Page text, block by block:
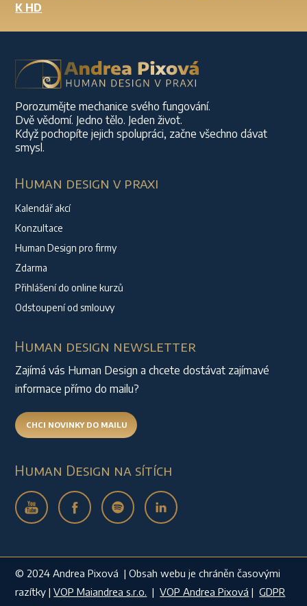
K HD
Porozumějte mechanice svého fungování.
Dvě vědomí. Jedno tělo. Jeden život.
Když pochopíte jejich spolupráci, začne všechno dávat
smysl.
Human design v praxi
Kalendář akcí
Konzultace
Human Design pro firmy
Zdarma
Přihlášení do online kurzů
Odstoupení od smlouvy
Human design newsletter
Zajímá vás Human Design a chcete dostávat zajímavé
informace přímo do mailu?
CHCI NOVINKY DO MAILU
Human Design na sítích
© 2024 Andrea Pixová | Obsah webu je chráněn časovými
razítky |VOP Maiandrea s.r.o. |VOP Andrea Pixová |GDPR